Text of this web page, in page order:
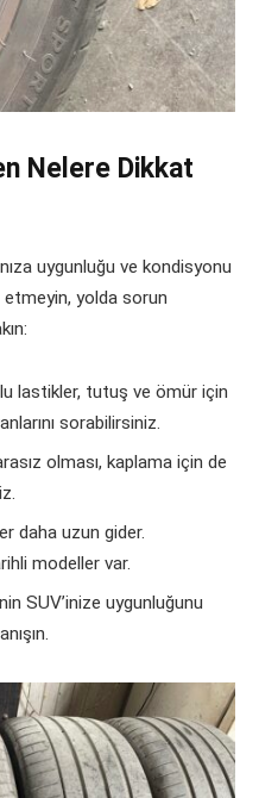
Nelere Dikkat
uygunluğu ve kondisyonu
etmeyin, yolda sorun
lastikler, tutuş ve ömür için
sorabilirsiniz.
olması, kaplama için de
daha uzun gider.
modeller var.
SUV’inize uygunluğunu